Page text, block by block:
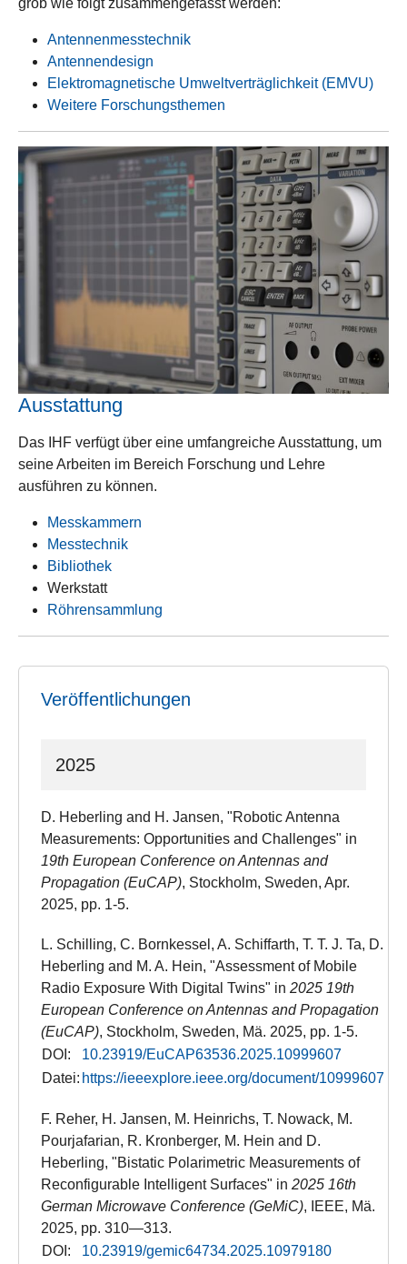
grob wie folgt zusammengefasst werden:
Antennenmesstechnik
Antennendesign
Elektromagnetische Umweltverträglichkeit (EMVU)
Weitere Forschungsthemen
Ausstattung
Das IHF verfügt über eine umfangreiche Ausstattung, um
seine Arbeiten im Bereich Forschung und Lehre
ausführen zu können.
Messkammern
Messtechnik
Bibliothek
Werkstatt
Röhrensammlung
Veröffentlichungen
2025
D. Heberling and H. Jansen, "Robotic Antenna
Measurements: Opportunities and Challenges" in
19th European Conference on Antennas and
Propagation (EuCAP), Stockholm, Sweden​, Apr.
2025, pp. 1-5.
L. Schilling, C. Bornkessel, A. Schiffarth, T. T. J. Ta, D.
Heberling and M. A. Hein, "Assessment of Mobile
Radio Exposure With Digital Twins" in 2025 19th
European Conference on Antennas and Propagation
(EuCAP), Stockholm, Sweden, Mä. 2025, pp. 1-5.
DOI:
10.23919/EuCAP63536.2025.10999607
Datei: https://ieeexplore.ieee.org/document/10999607
F. Reher, H. Jansen, M. Heinrichs, T. Nowack, M.
Pourjafarian, R. Kronberger, M. Hein and D.
Heberling, "Bistatic Polarimetric Measurements of
Reconfigurable Intelligent Surfaces" in 2025 16th
German Microwave Conference (GeMiC), IEEE, Mä.
2025, pp. 310—313.
DOI:
10.23919/gemic64734.2025.10979180